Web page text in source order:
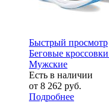
Быстрый просмотр
Беговые
Мужские
Есть в наличии
от 8 262 руб.
Подробнее